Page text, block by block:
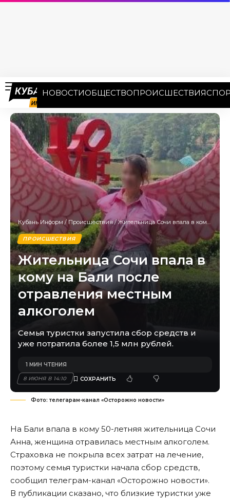
НОВОСТИОБЩЕСТВОПРОИСШЕСТВИЯ
Кубань Информ / Происшествия/Жительница Сочи впала в кому на Бали после отравления местным алкоголем
ПРОИСШЕСТВИЯ
Жительница Сочи впала в
кому на Бали после
отравления местным
алкоголем
Семья туристки запустила сбор средств и
уже потратила более 1,5 млн рублей.
8 ИЮНЯ В 14:10
1 МИН ЧТЕНИЯ
Фото: телегарам-канал «Осторожно новости»
На Бали впала в кому 50-летняя жительница Сочи
Анна, женщина отравилась местным алкоголем.
Страховка не покрыла всех затрат на лечение,
поэтому семья туристки начала сбор средств,
сообщил телеграм-канал «Осторожно новости».
В публикации сказано, что близкие туристки уже